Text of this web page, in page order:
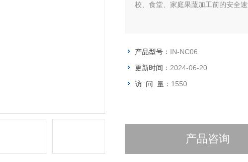
校、食堂、家庭果蔬加工前的安全
产品型号： IN-NC06
更新时间： 2024-06-20
访 问 量： 1550
产品咨询